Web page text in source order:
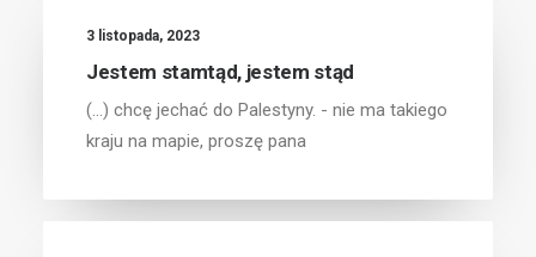
3 listopada, 2023
Jestem stamtąd, jestem stąd
(...) chcę jechać do Palestyny. - nie ma takiego
kraju na mapie, proszę pana